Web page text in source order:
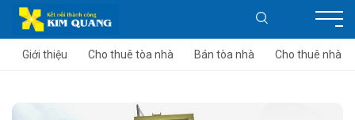
Giới thiệu Cho thuê tòa nhà Bán tòa nhà Cho thuê nhà